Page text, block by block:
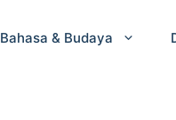
Bahasa & Budaya